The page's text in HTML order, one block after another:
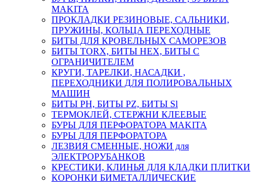
MAKITA
ПРОКЛАДКИ РЕЗИНОВЫЕ, САЛЬНИКИ,
ПРУЖИНЫ, КОЛЬЦА ПЕРЕХОДНЫЕ
БИТЫ ДЛЯ КРОВЕЛЬНЫХ САМОРЕЗОВ
БИТЫ TORX, БИТЫ НЕХ, БИТЫ С
ОГРАНИЧИТЕЛЕМ
КРУГИ, ТАРЕЛКИ, НАСАДКИ ,
ПЕРЕХОДНИКИ ДЛЯ ПОЛИРОВАЛЬНЫХ
МАШИН
БИТЫ PH, БИТЫ PZ, БИТЫ Sl
ТЕРМОКЛЕЙ, СТЕРЖНИ КЛЕЕВЫЕ
БУРЫ ДЛЯ ПЕРФОРАТОРА MAKITA
БУРЫ ДЛЯ ПЕРФОРАТОРА
ЛЕЗВИЯ СМЕННЫЕ, НОЖИ для
ЭЛЕКТРОРУБАНКОВ
КРЕСТИКИ, КЛИНЬЯ ДЛЯ КЛАДКИ ПЛИТКИ
КОРОНКИ БИМЕТАЛЛИЧЕСКИЕ